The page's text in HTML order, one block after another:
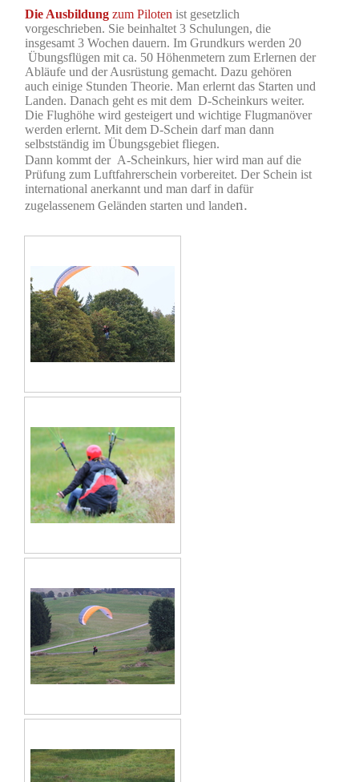
Die Ausbildung zum Piloten ist gesetzlich
vorgeschrieben. Sie beinhaltet 3 Schulungen, die
insgesamt 3 Wochen dauern. Im Grundkurs werden 20
Übungsflügen mit ca. 50 Höhenmetern zum Erlernen der
Abläufe und der Ausrüstung gemacht. Dazu gehören
auch einige Stunden Theorie. Man erlernt das Starten und
Landen. Danach geht es mit dem D-Scheinkurs weiter.
Die Flughöhe wird gesteigert und wichtige Flugmanöver
werden erlernt. Mit dem D-Schein darf man dann
selbstständig im Übungsgebiet fliegen.
Dann kommt der A-Scheinkurs, hier wird man auf die
Prüfung zum Luftfahrerschein vorbereitet. Der Schein ist
international anerkannt und man darf in dafür
zugelassenem Geländen starten und landen.